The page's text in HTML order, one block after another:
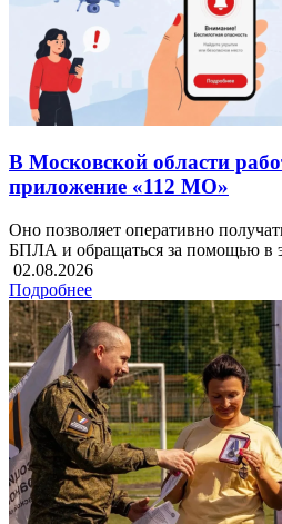
В Московской области
приложение «112 МО»
Оно позволяет оперативно
БПЛА и обращаться за помощью в
02.08.2026
Подробнее